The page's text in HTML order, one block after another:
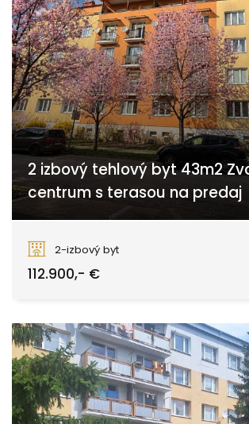
2 izbový tehlový byt 43m2
centrum s terasou na predaj
2-izbový byt
112.900,- €